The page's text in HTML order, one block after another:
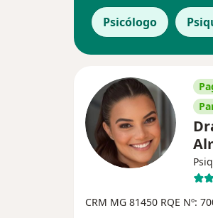
Psicólogo
CRM MG 81450 RQE Nº: